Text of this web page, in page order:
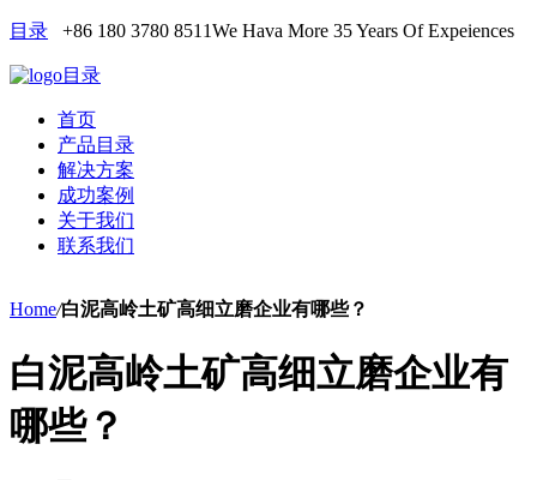
目录 +86 180 3780 8511We Hava More 35 Years Of Expeiences
目录
首页
产品目录
解决方案
成功案例
关于我们
联系我们
Home/白泥高岭土矿高细立磨企业有哪些？
白泥高岭土矿高细立磨企业有
哪些？